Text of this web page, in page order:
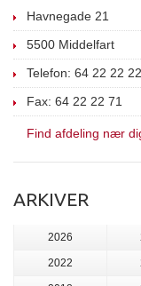
Havnegade 21
5500 Middelfart
Telefon: 64 22 22 22
Fax: 64 22 22 71
Find afdeling nær
ARKIVER
2026
2022